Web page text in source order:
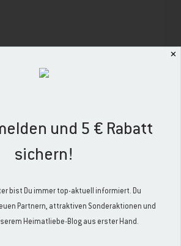
26506 Norden, Deutschland
✕
und 5 € Rabatt
sichern!
bist Du immer top-aktuell informiert. Du
Partnern, attraktiven Sonderaktionen und
Heimatliebe-Blog aus erster Hand.